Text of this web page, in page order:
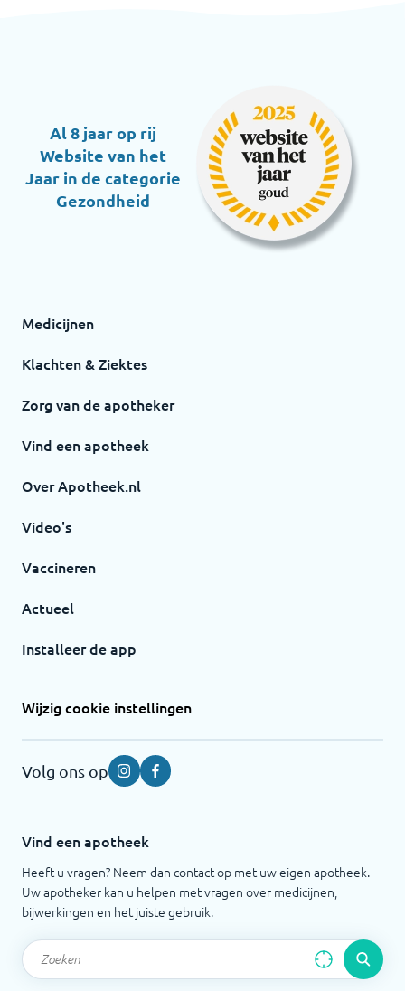
Al 8 jaar op rij
Website van het
Jaar in de categorie
Gezondheid
Medicijnen
Klachten & Ziektes
Zorg van de apotheker
Vind een apotheek
Over Apotheek.nl
Video's
Vaccineren
Actueel
Installeer de app
Wijzig cookie instellingen
Volg ons op InstagramFacebook
Vind een apotheek
Heeft u vragen? Neem dan contact op met uw eigen apotheek.
Uw apotheker kan u helpen met vragen over medicijnen,
bijwerkingen en het juiste gebruik.